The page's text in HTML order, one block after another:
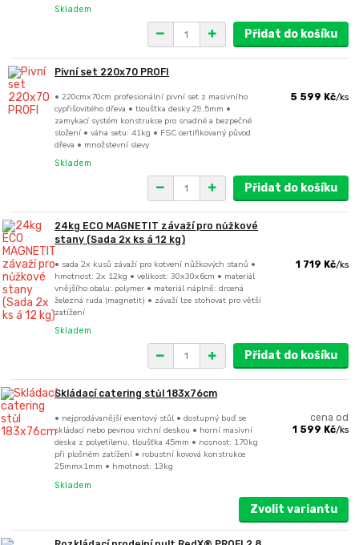
Skladem
Přidat do košíku
Pivní set 220x70 PROFI
• 220cmx70cm profesionální pivní set z masivního
cypřišovitého dřeva • tloušťka desky 29,5mm •
zamykací systém konstrukce pro snadné a bezpečné
složení • váha setu: 41kg • FSC certifikovaný původ
dřeva • množstevní slevy
5 599 Kč/ks
Skladem
Přidat do košíku
24kg ECO MAGNETIT závaží pro nůžkové
stany (Sada 2x ks á 12 kg)
• sada 2x kusů závaží pro kotvení nůžkových stanů •
hmotnost: 2x 12kg • velikost: 30x30x6cm • materiál
vnějšího obalu: polymer • materiál náplně: drcená
železná ruda (magnetit) • závaží lze stohovat pro větší
zatížení
1 719 Kč/ks
Skladem
Přidat do košíku
Skládací catering stůl 183x76cm
• nejprodávanější eventový stůl • dostupný buď se
skládací nebo pevnou vrchní deskou • horní masivní
deska z polyetilenu, tloušťka 45mm • nosnost: 170kg
při plošném zatížení • robustní kovová konstrukce
25mmx1mm • hmotnost: 13kg
cena od
1 599 Kč/ks
Skladem
Zvolit variantu